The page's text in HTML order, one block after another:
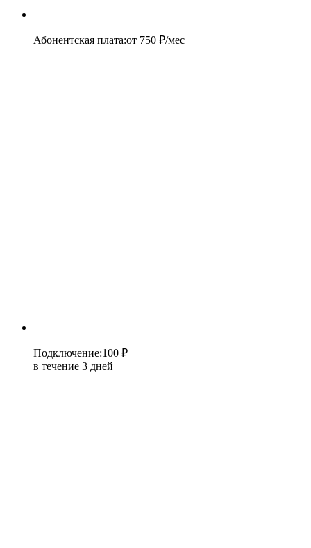
Абонентская плата:от 750 ₽/мес
Подключение:100 ₽
в течение 3 дней